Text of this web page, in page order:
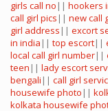
girls call no || hookers
call girl pics || new call
girl address || excort
in india || top escort||
local call girl number||
teen || lady escort
bengali || call girl
housewife photo ||
kolkata housewife